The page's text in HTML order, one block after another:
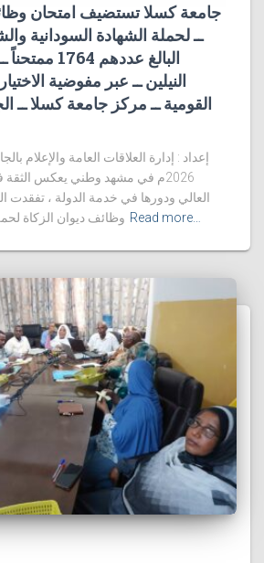
جامعة كسلا تستضيف امتحان
ــ لحملة الشهادة السودانية
البالغ
النيلين ــ عبر مفوضية
2026م في مشهد وطني يعكس
العالي ودورها في خدمة الدولة ، تفقدت
وظائف ديوان الزكاة Read more…